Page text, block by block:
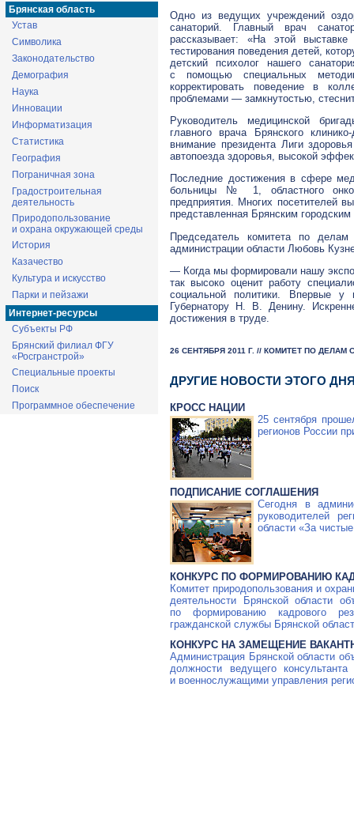
Брянская область
Устав
Символика
Законодательство
Демография
Наука
Инновации
Информатизация
Статистика
География
Пограничная зона
Градостроительная
деятельность
Природопользование
и охрана окружающей среды
История
Казачество
Культура и искусство
Парки и пейзажи
Интернет-ресурсы
Субъекты РФ
Брянский филиал ФГУ
«Росгранстрой»
Специальные проекты
Поиск
Программное обеспечение
Одно из ведущих учреждений
санаторий. Главный врач
рассказывает: «На этой
тестирования поведения детей,
детский психолог нашего
с помощью специальных
корректировать поведение в
проблемами — замкнутостью,
Руководитель медицинской
главного врача Брянскогоклинико-
внимание президента Лиги
автопоезда здоровья, высокой
Последние достижения в сфере
больницы № 1, областного
предприятия. Многих посетителей
представленная Брянским
Председатель комитета по
администрации области Любовь
— Когда мы формировали нашу
так высоко оценит работу
социальной политики. Впервые
Губернатору
Н. В. Денину.
достижения в труде.
26 СЕНТЯБРЯ 2011 Г. // КОМИТЕТ ПО
ДРУГИЕ НОВОСТИ ЭТОГО
КРОСС НАЦИИ
25 сентября
регионов России
ПОДПИСАНИЕ СОГЛАШЕНИЯ
Сегодня в
руководителей
области «За
КОНКУРС ПО ФОРМИРОВАНИЮ
Комитет природопользования и
деятельности Брянской области
по формированию кадрового
гражданской службы Брянской
КОНКУРС НА ЗАМЕЩЕНИЕ
Администрация Брянской области
должности ведущего
и военнослужащими управления